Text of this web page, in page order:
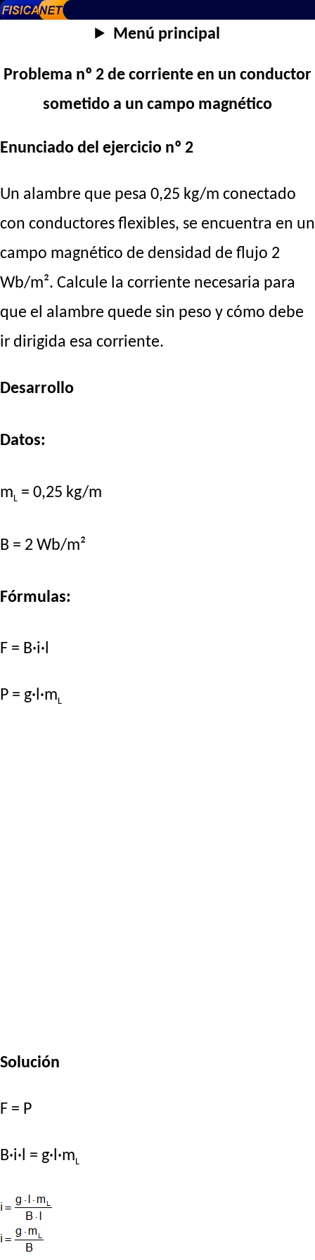
Menú principal
Problema nº 2 de corriente en un conductor
sometido a un campo magnético
Enunciado del ejercicio nº 2
Un alambre que pesa 0,25 kg/m conectado
con conductores flexibles, se encuentra en un
campo magnético de densidad de flujo 2
Wb/m². Calcule la corriente necesaria para
que el alambre quede sin peso y cómo debe
ir dirigida esa corriente.
Desarrollo
Datos:
m = 0,25 kg/m
B = 2 Wb/m²
Fórmulas:
F = B·i·l
P = g·l·m L
Solución
F = P
B·i·l = g·l·m L